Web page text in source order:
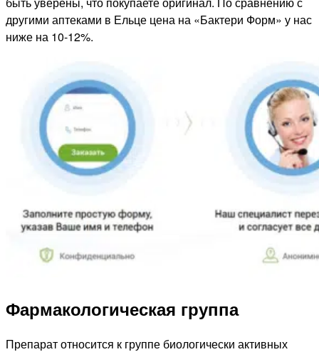
другими аптеками в Ельце цена на «Бактери Форм» у нас
ниже на 10-12%.
Фармакологическая группа
Препарат относится к группе биологически активных